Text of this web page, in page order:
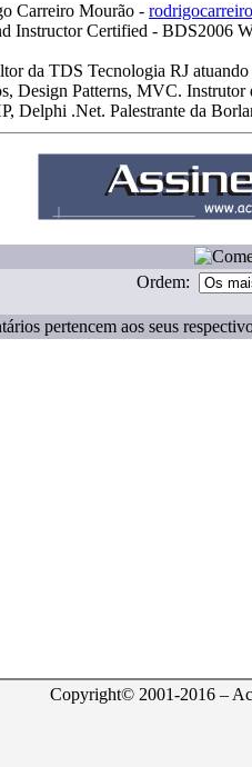
Carreiro Mourão -
Instructor Certified - BDS2006
da TDS Tecnologia RJ
Design Patterns, MVC.
Delphi .Net. Palestrante da
Ordem:
pertencem aos seus
Copyright© 2001-2016 –